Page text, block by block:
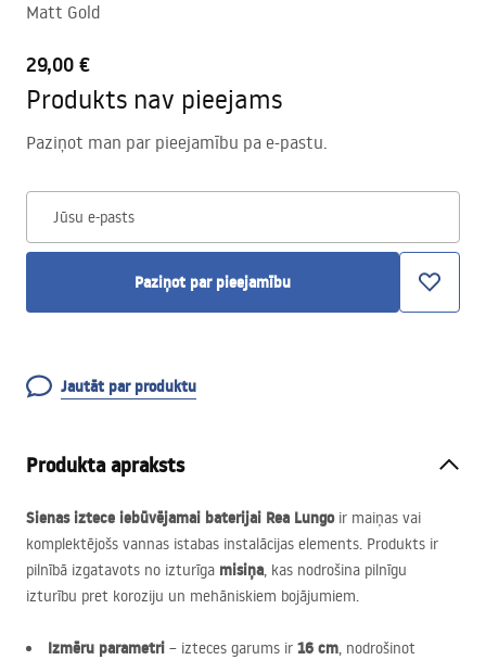
Matt Gold
29,00 €
Produkts nav pieejams
Paziņot man par pieejamību pa e-pastu.
Jūsu e-pasts
Paziņot par pieejamību
Jautāt par produktu
Produkta apraksts
Sienas iztece iebūvējamai baterijai Rea Lungoir maiņas vai
komplektējošs vannas istabas instalācijas elements. Produkts ir
pilnībā izgatavots no izturīga misiņa, kas nodrošina pilnīgu
izturību pret koroziju un mehāniskiem bojājumiem.
Izmēru parametri – izteces garums ir 16 cm, nodrošinot